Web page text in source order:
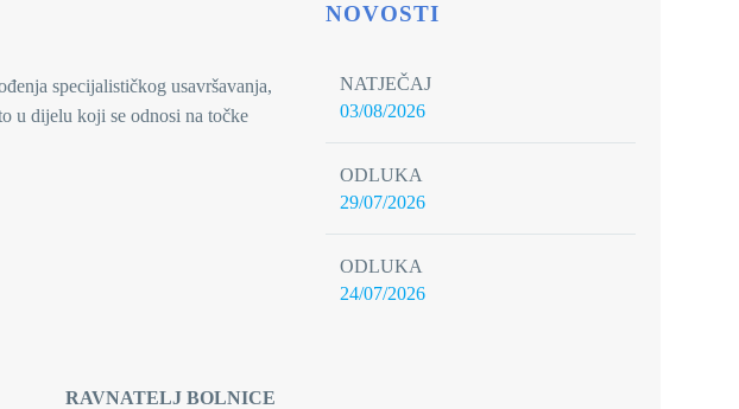
specijalističkog usavršavanja,
u dijelu koji se odnosi na točke
RAVNATELJ BOLNICE
NOVOSTI
NATJEČAJ
03/08/2026
ODLUKA
29/07/2026
ODLUKA
24/07/2026